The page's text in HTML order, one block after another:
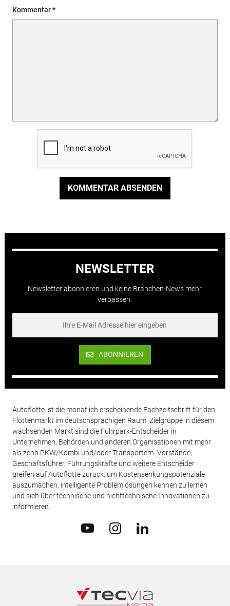
Kommentar
KOMMENTAR ABSENDEN
NEWSLETTER
Newsletter abonnieren und keine Branchen-News mehr
verpassen.
ABONNIEREN
Autoflotte ist die monatlich erscheinende Fachzeitschrift für den
Flottenmarkt im deutschsprachigen Raum. Zielgruppe in diesem
wachsenden Markt sind die Fuhrpark-Entscheider in
Unternehmen, Behörden und anderen Organisationen mit mehr
als zehn PKW/Kombi und/oder Transportern. Vorstände,
Geschäftsführer, Führungskräfte und weitere Entscheider
greifen auf Autoflotte zurück, um Kostensenkungspotenziale
auszumachen, intelligente Problemlösungen kennen zu lernen
und sich über technische und nichttechnische Innovationen zu
informieren.